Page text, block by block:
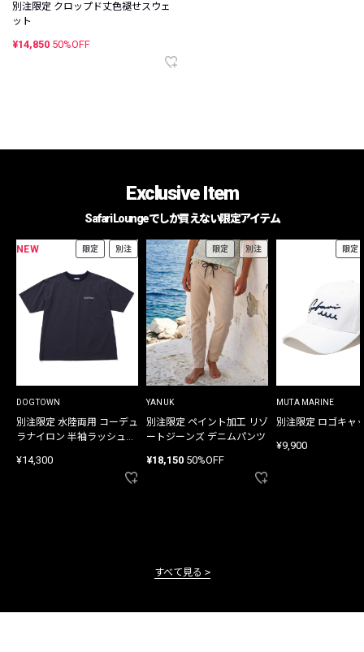
別注限定 クロップド丈色褪せスウェ
ット
¥14,850 50%OFF
Exclusive Item
Safari Loungeでしか買えない限定アイテム
NEW 限定 別注
DOGTOWN
別注限定 水陸両用 コーデュ
ラナイロン 半袖ラッシュガ
¥14,300
限定 別注
YANUK
別注限定 ペイント加工 リゾ
ートジーンズ デニムパンツ
¥18,150 50%OFF
限定
MUTA MARINE
別注限定 ロゴキャ
¥9,900
すべて見る